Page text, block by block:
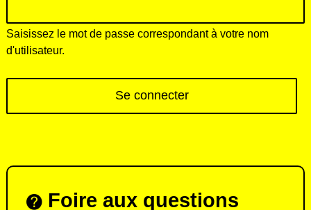
Saisissez le mot de passe correspondant à votre nom
d'utilisateur.
Foire aux questions